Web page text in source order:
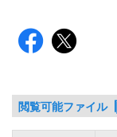
閲覧可能ファイル